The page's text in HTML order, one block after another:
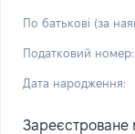
По батькові (за
Податковий номер:
Дата народження:
Зареєстроване